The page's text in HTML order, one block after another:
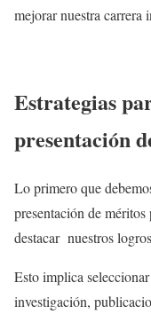
mejorar nuestra carrera
Estrategias
presentación
Lo primero que
presentación de
destacar nuestros
Esto implica
investigación,